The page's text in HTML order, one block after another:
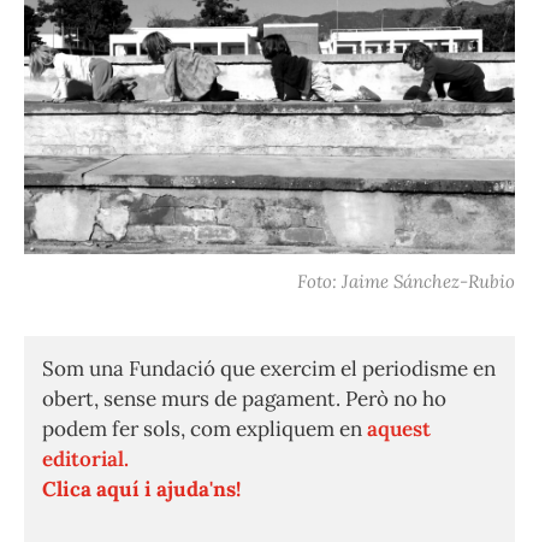
Foto: Jaime Sánchez-Rubio
Som una Fundació que exercim el periodisme en
obert, sense murs de pagament. Però no ho
podem fer sols, com expliquem enaquest
editorial.
Clica aquí i ajuda'ns!